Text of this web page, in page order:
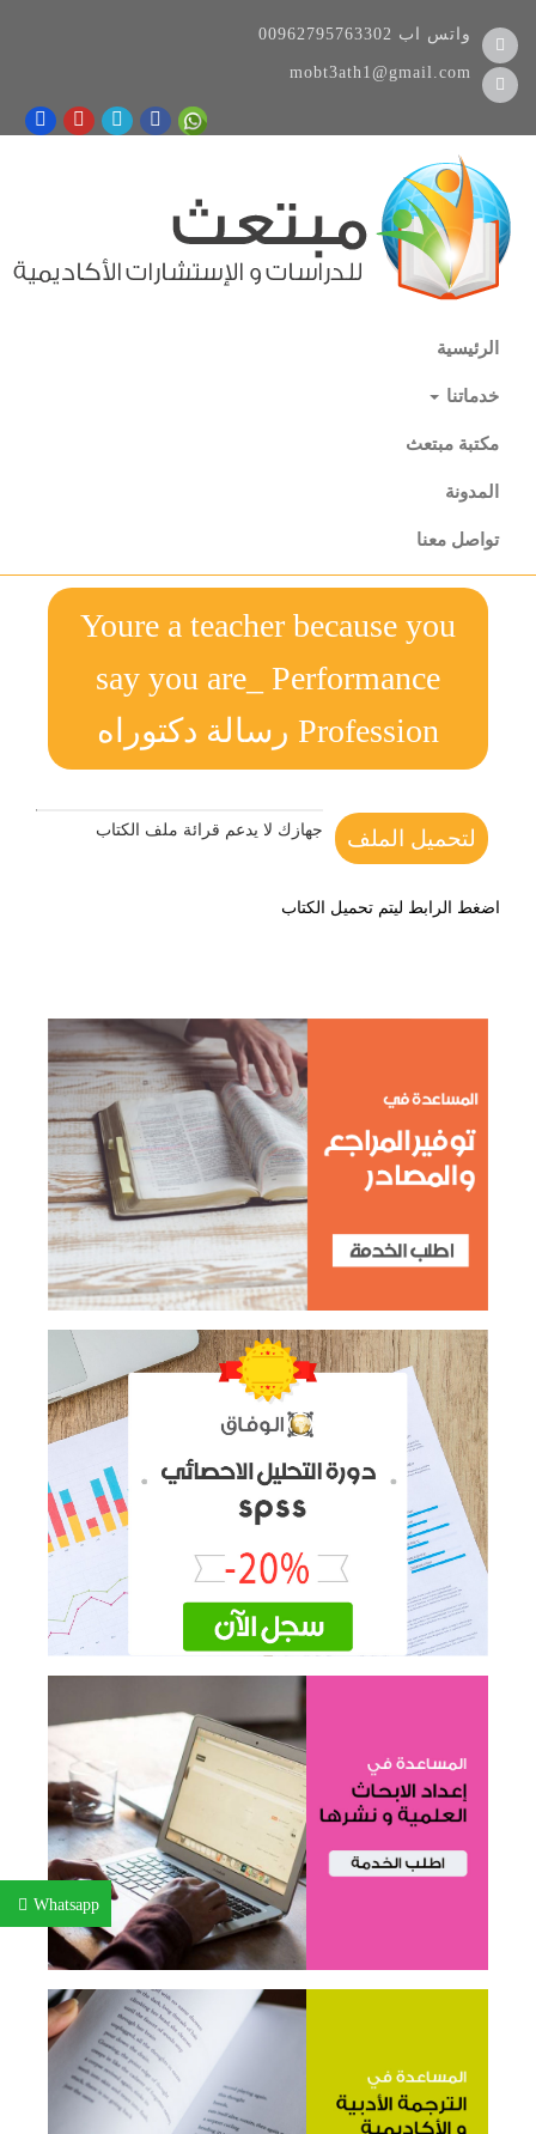
Whatsapp
00962795763302 واتس اب
mobt3ath1@gmail.com
الرئيسية
خدماتنا
مكتبة مبتعث
المدونة
تواصل معنا
Youre a teacher because you
say you are_ Performance
Profession رسالة دكتوراه
لتحميل الملف جهازك لا يدعم قرائة ملف الكتاب
اضغط الرابط ليتم تحميل الكتاب